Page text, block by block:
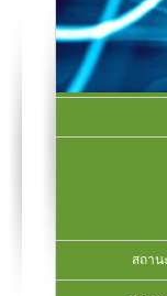
สถาน